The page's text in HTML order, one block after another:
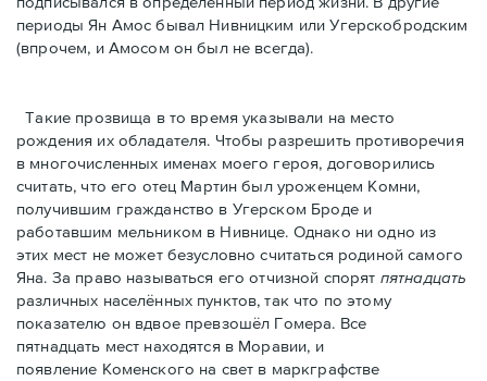
периоды Ян Амос бывал Нивницким или Угерскобродским
(впрочем, и Амосом он был не всегда).
Такие прозвища в то время указывали на место
рождения их обладателя. Чтобы разрешить противоречия
в многочисленных именах моего героя, договорились
считать, что его отец Мартин был уроженцем Комни,
получившим гражданство в Угерском Броде и
работавшим мельником в Нивнице. Однако ни одно из
этих мест не может безусловно считаться родиной самого
Яна. За право называться его отчизной спорят пятнадцать
различных населённых пунктов, так что по этому
показателю он вдвое превзошёл Гомера. Все
пятнадцать мест находятся в Моравии, и
появление Коменского на свет в маркграфстве